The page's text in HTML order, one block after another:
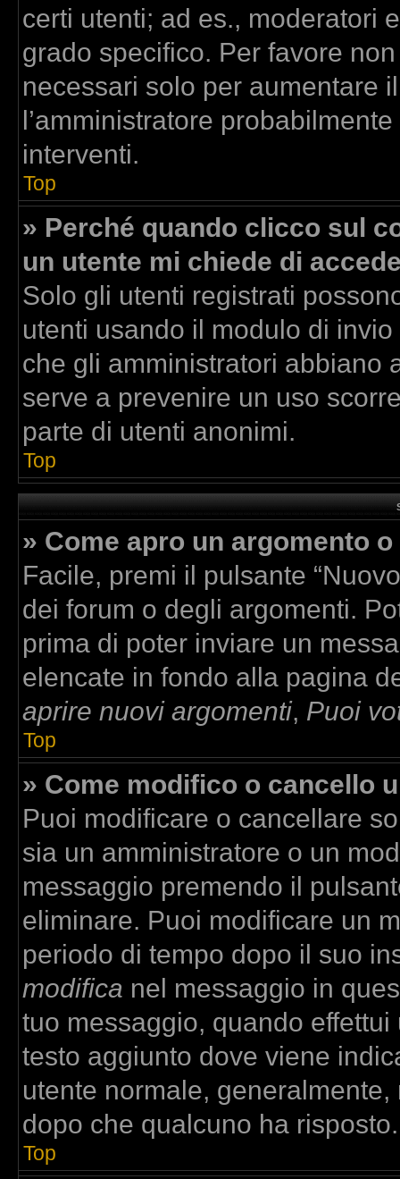
certi utenti; ad es., moderatori
grado specifico. Per favore
necessari solo per aumentare
l’amministratore
interventi.
Top
» Perché quando clicco sul
un utente mi chiede di
Solo gli utenti registrati
utenti usando il modulo di
che gli amministratori abbiano
serve a prevenire un uso
parte di utenti anonimi.
Top
» Come apro un argomento
Facile, premi il pulsante
dei forum o degli argomenti.
prima di poter inviare un
elencate in fondo alla pagina
aprire nuovi argomenti, Puoi
Top
» Come modifico o cancello
Puoi modificare o cancellare
sia un amministratore o un
messaggio premendo il
eliminare. Puoi modificare un
periodo di tempo dopo il suo
modifica nel messaggio in
tuo messaggio, quando
testo aggiunto dove viene
utente normale,
dopo che qualcuno ha risposto.
Top